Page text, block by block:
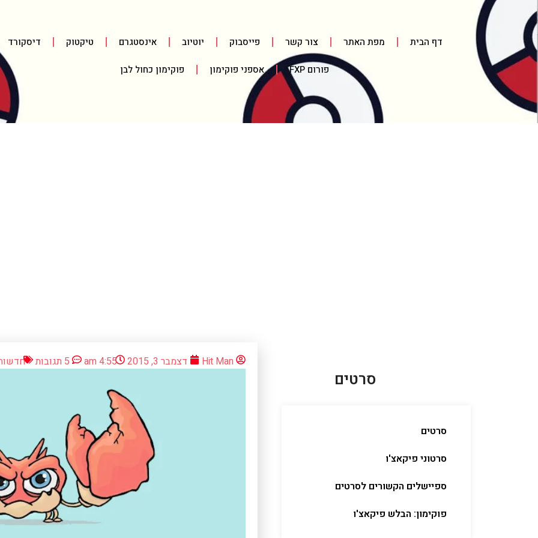
דף הבית מפת האתר צור קשר פייסבוק יוטיוב אינסטגרם טיקטוק דיסקורד
פורום FXP אספני פוקימון פוקימון כחול לבן
סרטים
סרטים
סרטוני פיקאצ'ו
ספיישלים הקשורים לסרטים
פוקימון: הבלש פיקאצ'ו
Hit Man דצמבר 3, 2015 4:55 am 5 תגובות